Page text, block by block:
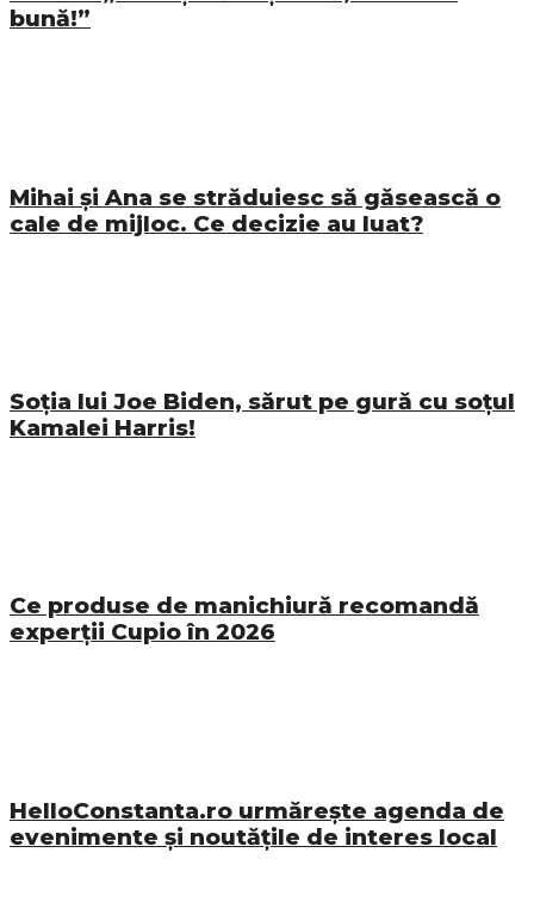
bună!”
Mihai și Ana se străduiesc să găsească o
cale de mijloc. Ce decizie au luat?
Soția lui Joe Biden, sărut pe gură cu soțul
Kamalei Harris!
Ce produse de manichiură recomandă
experții Cupio în 2026
HelloConstanta.ro urmărește agenda de
evenimente și noutățile de interes local